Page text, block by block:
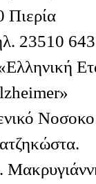
Πιερία
23510